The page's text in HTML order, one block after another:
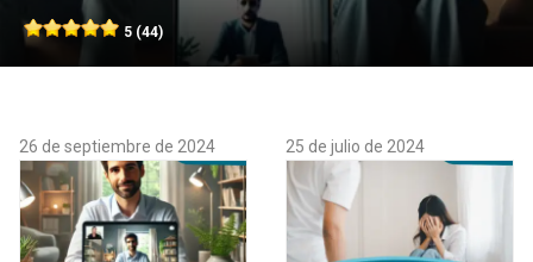
5 (44)
26 de septiembre de 2024 25 de julio de 2024